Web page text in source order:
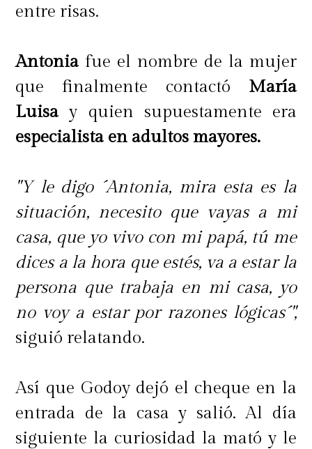
entre risas.
Antoniafue el nombre de la mujer
que finalmente contactó María
Luisay quien supuestamente era
especialista en adultos mayores.
"Y le digo ´Antonia, mira esta es la
situación, necesito que vayas a mi
casa, que yo vivo con mi papá, tú me
dices a la hora que estés, va a estar la
persona que trabaja en mi casa, yo
no voy a estar por razones lógicas´",
siguió relatando.
Así que Godoy dejó el cheque en la
entrada de la casa y salió. Al día
siguiente la curiosidad la mató y le